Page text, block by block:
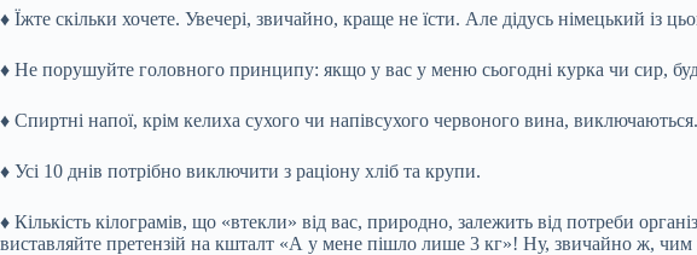
♦ Їжте скільки хочете. Увечері, звичайно, краще не їсти. Але дідусь німецький із
♦ Не порушуйте головного принципу: якщо у вас у меню сьогодні курка чи сир,
♦ Спиртні напої, крім келиха сухого чи напівсухого червоного вина, виключаються.
♦ Усі 10 днів потрібно виключити з раціону хліб та крупи.
♦ Кількість кілограмів, що «втекли» від вас, природно, залежить від потреби
виставляйте претензій на кшталт «А у мене пішло лише 3 кг»! Ну, звичайно ж,